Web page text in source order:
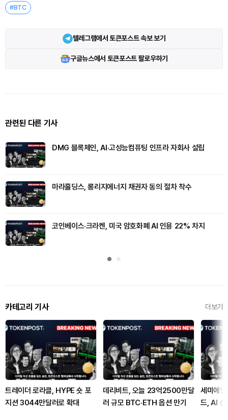
#BTC
텔레그램에서 토큰포스트 속보 보기
구글뉴스에서 토큰포스트 팔로우하기
관련된 다른 기사
DMG 블록체인, AI·고성능컴퓨팅 인프라 자회사 설립
마라홀딩스, 롱리지에너지 채권자 동의 절차 착수
코인베이스·크라켄, 미국 암호화폐 AI 인용 22% 차지
카테고리 기사 더보기
트레이더 로라클, HYPE 숏 포
지션 3044만달러로 확대
데리비트, 오늘 23억2500만달
러 규모 BTC·ETH 옵션 만기
세미애
드, AI 선